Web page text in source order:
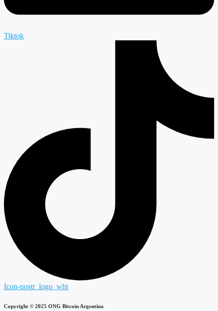
Tiktok
Icon-nostr_logo_wht
Copyright © 2025 ONG Bitcoin Argentina